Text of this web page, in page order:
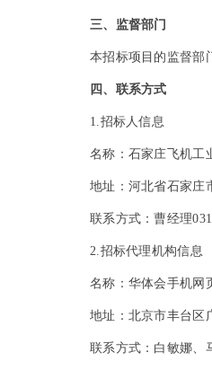
三、监督部门
本招标项目的监督部
四、联系方式
1.招标人信息
名称：石家庄飞机工
地址：河北省石家庄
联系方式：曹经理
2.招标代理机构信息
名称：华体会手机网
地址：北京市丰台区
联系方式：白敏娜、